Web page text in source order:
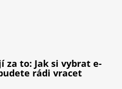
za to: Jak si vybrat e-
rádi vracet